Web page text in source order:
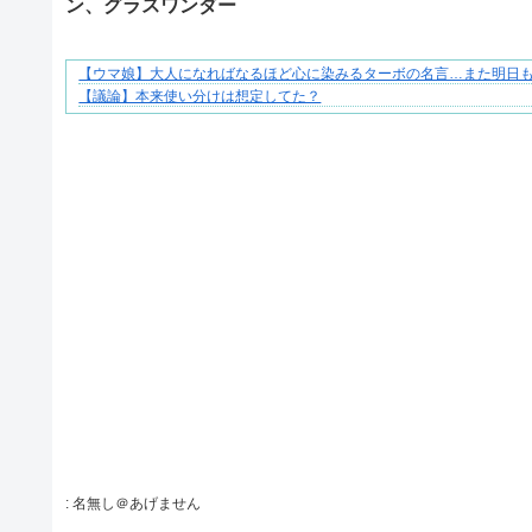
ン、グラスワンダー
それは純愛か、それともストーカー疑惑か
【ウマ娘】大人になればなるほど心に染みるターボの名言…また明日
【議論】本来使い分けは想定してた？
: 名無し＠あげません